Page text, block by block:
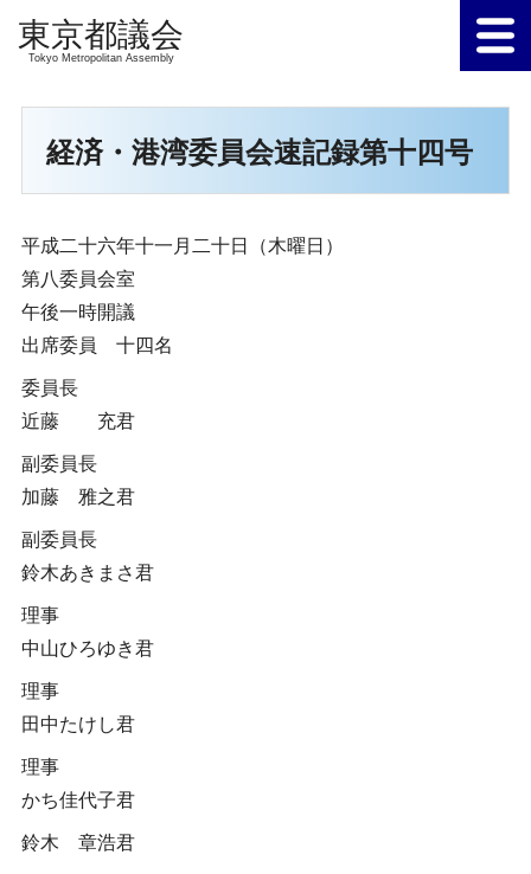
Tokyo Metropolitan Assembly
経済・港湾委員会速記録第十四号
平成二十六年十一月二十日（木曜日）
第八委員会室
午後一時開議
出席委員 十四名
委員長
近藤 充君
副委員長
加藤 雅之君
副委員長
鈴木あきまさ君
理事
中山ひろゆき君
理事
田中たけし君
理事
かち佳代子君
鈴木 章浩君